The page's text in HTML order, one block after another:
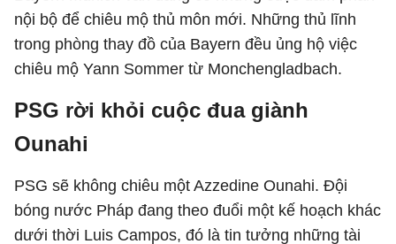
nội bộ để chiêu mộ thủ môn mới. Những thủ lĩnh
trong phòng thay đồ của Bayern đều ủng hộ việc
chiêu mộ Yann Sommer từ Monchengladbach.
PSG rời khỏi cuộc đua giành
Ounahi
PSG sẽ không chiêu một Azzedine Ounahi. Đội
bóng nước Pháp đang theo đuổi một kế hoạch khác
dưới thời Luis Campos, đó là tin tưởng những tài